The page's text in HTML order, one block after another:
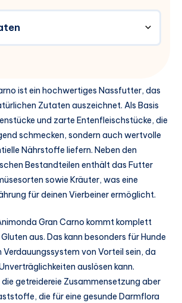
ist ein hochwertiges Nassfutter, das
Zutaten auszeichnet. Als Basis
und zarte Entenfleischstücke, die
schmecken, sondern auch wertvolle
Nährstoffe liefern. Neben den
Bestandteilen enthält das Futter
sowie Kräuter, was eine
für deinen Vierbeiner ermöglicht.
Gran Carno kommt komplett
aus. Das kann besonders für Hunde
von Vorteil sein, da
auslösen kann.
getreidereie Zusammensetzung aber
die für eine gesunde Darmflora